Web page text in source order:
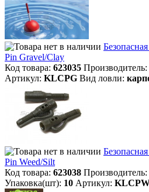
Pin Gravel/Clay
Код товара: 623035 Производитель:
Артикул: KLCPG Вид ловли:
Pin Weed/Silt
Код товара: 623038 Производитель:
Упаковка(шт): 10 Артикул: